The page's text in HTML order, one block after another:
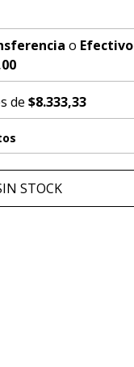
o Efectivo
de $8.333,33
STOCK